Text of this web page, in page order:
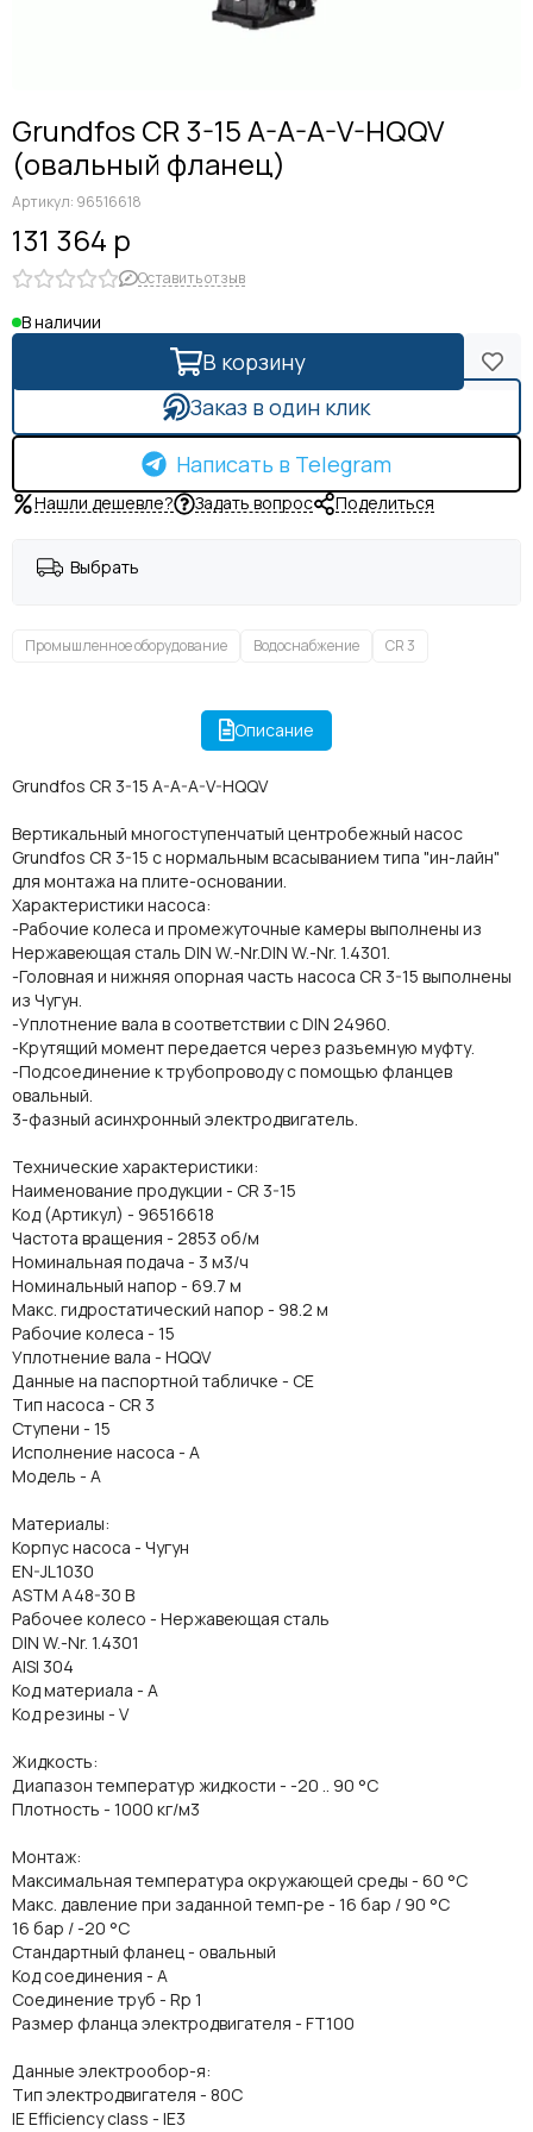
Grundfos CR 3-15 A-A-A-V-HQQV
(овальный фланец)
Артикул: 96516618
131 364 р
Оставить отзыв
В наличии
В корзину
Заказ в один клик
Написать в Telegram
Нашли дешевле? Задать вопрос Поделиться
Выбрать
Промышленное оборудование Водоснабжение CR 3
Описание
Grundfos CR 3-15 A-A-A-V-HQQV
Вертикальный многоступенчатый центробежный насос
Grundfos CR 3-15 с нормальным всасыванием типа "ин-лайн"
для монтажа на плите-основании.
Характеристики насоса:
-Рабочие колеса и промежуточные камеры выполнены из
Нержавеющая сталь DIN W.-Nr.DIN W.-Nr. 1.4301.
-Головная и нижняя опорная часть насоса CR 3-15 выполнены
из Чугун.
-Уплотнение вала в соответствии с DIN 24960.
-Крутящий момент передается через разъемную муфту.
-Подсоединение к трубопроводу с помощью фланцев
овальный.
3-фазный асинхронный электродвигатель.
Технические характеристики:
Наименование продукции - CR 3-15
Код (Артикул) - 96516618
Частота вращения - 2853 об/м
Номинальная подача - 3 м3/ч
Номинальный напор - 69.7 м
Макс. гидростатический напор - 98.2 м
Рабочие колеса - 15
Уплотнение вала - HQQV
Данные на паспортной табличке - CE
Тип насоса - CR 3
Ступени - 15
Исполнение насоса - A
Модель - A
Материалы:
Корпус насоса - Чугун
EN-JL1030
ASTM A48-30 B
Рабочее колесо - Нержавеющая сталь
DIN W.-Nr. 1.4301
AISI 304
Код материала - A
Код резины - V
Жидкость:
Диапазон температур жидкости - -20 .. 90 °C
Плотность - 1000 кг/м3
Монтаж:
Максимальная температура окружающей среды - 60 °C
Макс. давление при заданной темп-ре - 16 бар / 90 °C
16 бар / -20 °C
Стандартный фланец - овальный
Код соединения - A
Соединение труб - Rp 1
Размер фланца электродвигателя - FT100
Данные электрообор-я:
Тип электродвигателя - 80C
IE Efficiency class - IE3